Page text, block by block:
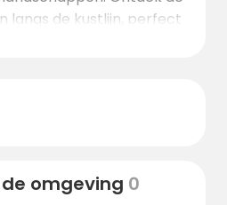
langs de kustlijn, perfect
en
bloemen en
geologische
uitzicht over
omgeving 0